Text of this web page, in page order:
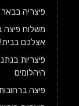
פיצריה
משלוח
אצלכם בבית!
פיצריות
היהלומים
פיצה